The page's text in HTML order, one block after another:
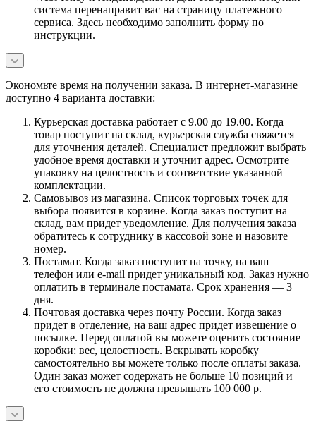
система перенаправит вас на страницу платежного
сервиса. Здесь необходимо заполнить форму по
инструкции.
Экономьте время на получении заказа. В интернет-магазине
доступно 4 варианта доставки:
Курьерская доставка работает с 9.00 до 19.00. Когда
товар поступит на склад, курьерская служба свяжется
для уточнения деталей. Специалист предложит выбрать
удобное время доставки и уточнит адрес. Осмотрите
упаковку на целостность и соответствие указанной
комплектации.
Самовывоз из магазина. Список торговых точек для
выбора появится в корзине. Когда заказ поступит на
склад, вам придет уведомление. Для получения заказа
обратитесь к сотруднику в кассовой зоне и назовите
номер.
Постамат. Когда заказ поступит на точку, на ваш
телефон или e-mail придет уникальный код. Заказ нужно
оплатить в терминале постамата. Срок хранения — 3
дня.
Почтовая доставка через почту России. Когда заказ
придет в отделение, на ваш адрес придет извещение о
посылке. Перед оплатой вы можете оценить состояние
коробки: вес, целостность. Вскрывать коробку
самостоятельно вы можете только после оплаты заказа.
Один заказ может содержать не больше 10 позиций и
его стоимость не должна превышать 100 000 р.